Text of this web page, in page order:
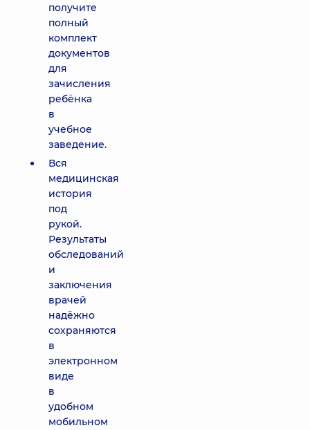
получите
полный
комплект
документов
для
зачисления
ребёнка
в
учебное
заведение.
Вся
медицинская
история
под
рукой.
Результаты
обследований
и
заключения
врачей
надёжно
сохраняются
в
электронном
виде
в
удобном
мобильном